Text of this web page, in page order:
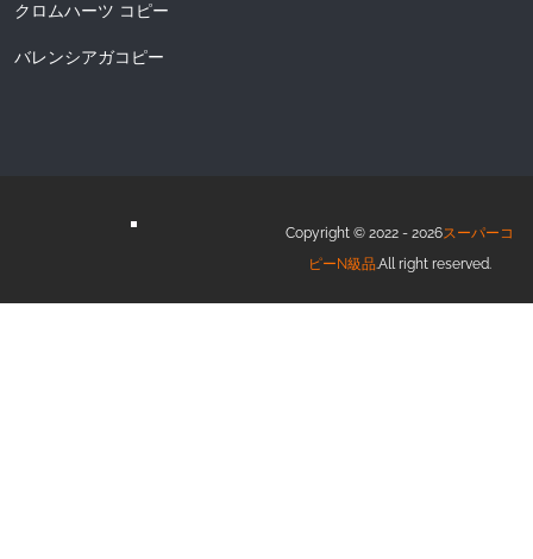
クロムハーツ コピー
バレンシアガコピー
Copyright © 2022 - 2026スーパーコ
ピーN級品.All right reserved.